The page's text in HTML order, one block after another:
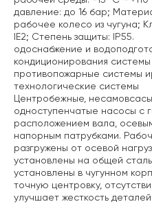
давление: до 16 бар;
рабочее колесо из чугуна;
IE2; Степень защиты: IP55.
одоснабжение и
кондиционирования
противопожарные системы
технологические системы
Центробежные,
одноступенчатые насосы с
расположением вала,
напорным патрубками.
разгружены от осевой
установлены на общей
установлены в чугунном
точную центровку,
улучшает жесткость